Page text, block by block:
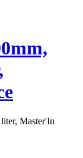
Master'In